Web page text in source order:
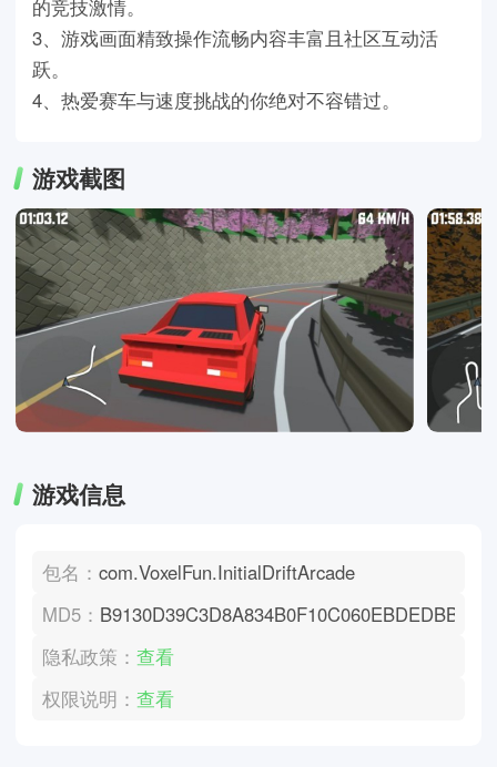
的竞技激情。
3、游戏画面精致操作流畅内容丰富且社区互动活
跃。
4、热爱赛车与速度挑战的你绝对不容错过。
游戏截图
游戏信息
包名：com.VoxelFun.InitialDriftArcade
MD5： B9130D39C3D8A834B0F10C060EBDEDBB
隐私政策：查看
权限说明：查看